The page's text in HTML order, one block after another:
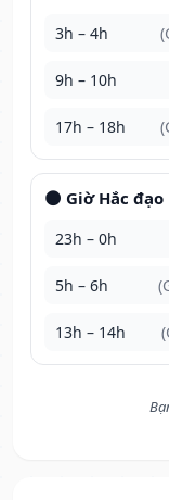
3h – 4h
9h – 10h
17h – 18h
🌑 Giờ Hắc đạo
23h – 0h
5h – 6h
13h – 14h